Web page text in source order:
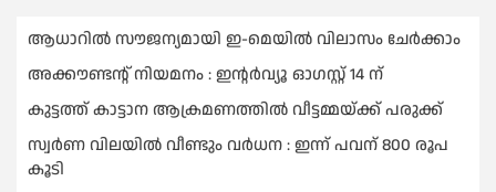
ആധാറിൽ സൗജന്യമായി ഇ-മെയിൽ വിലാസം ചേർക്കാം
അക്കൗണ്ടന്റ് നിയമനം : ഇൻ്റർവ്യൂ ഓഗസ്റ്റ് 14 ന്
കുട്ടത്ത് കാട്ടാന ആക്രമണത്തിൽ വീട്ടമ്മയ്ക്ക് പരുക്ക്
സ്വർണ വിലയില്‍ വീണ്ടും വർധന : ഇന്ന് പവന് 800 രൂപ
കൂടി